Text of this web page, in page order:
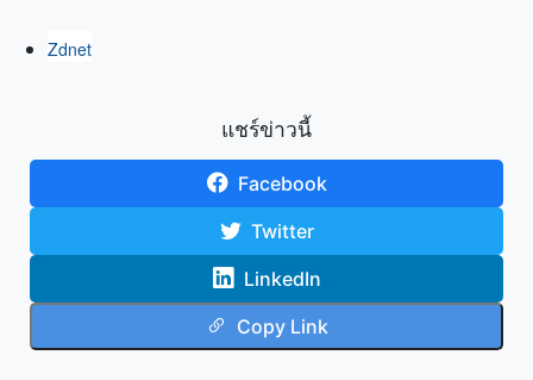
Zdnet
แชร์ข่าวนี้
Facebook
Twitter
LinkedIn
Copy Link